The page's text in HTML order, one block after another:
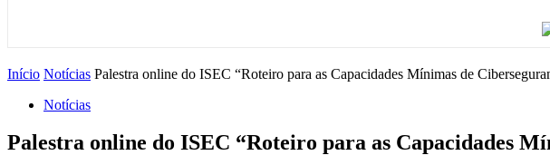
Início Notícias Palestra online do ISEC “Roteiro para as Capacidades Mínimas de
Notícias
Palestra online do ISEC “Roteiro para as Capacidades